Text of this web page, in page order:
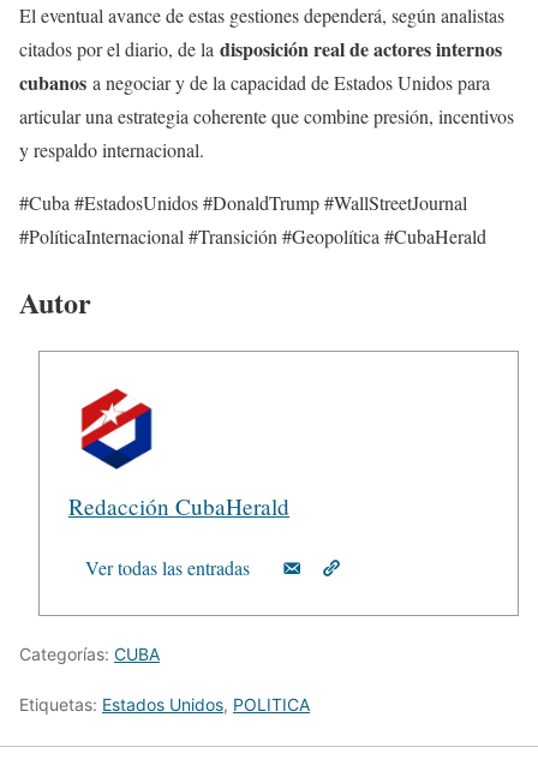
El eventual avance de estas gestiones dependerá, según analistas
citados por el diario, de la disposición real de actores internos
cubanos a negociar y de la capacidad de Estados Unidos para
articular una estrategia coherente que combine presión, incentivos
y respaldo internacional.
#Cuba #EstadosUnidos #DonaldTrump #WallStreetJournal
#PolíticaInternacional #Transición #Geopolítica #CubaHerald
Autor
Redacción CubaHerald
Ver todas las entradas
Categorías: CUBA
Etiquetas: Estados Unidos, POLITICA